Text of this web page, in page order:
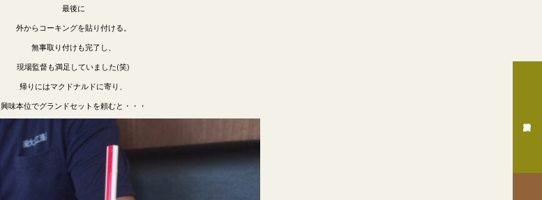
最後に
外からコーキングを貼り付ける。
無事取り付けも完了し、
現場監督も満足していました(笑)
帰りにはマクドナルドに寄り、
興味本位でグランドセットを頼むと・・・